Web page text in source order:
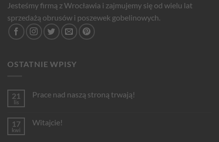
Jesteśmy firmą z Wrocławia i zajmujemy się od wielu lat
sprzedażą obrusów i poszewek gobelinowych.
OSTATNIE WPISY
21
lis
Prace nad naszą stroną trwają!
Prace
17
kwi
Witajcie!